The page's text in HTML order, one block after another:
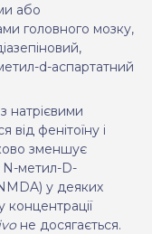
або
головного мозку,
d-аспартатний
натрієвими
від фенітоїну і
зменшує
N-метил-D-
у деяких
концентрації
не досягається.